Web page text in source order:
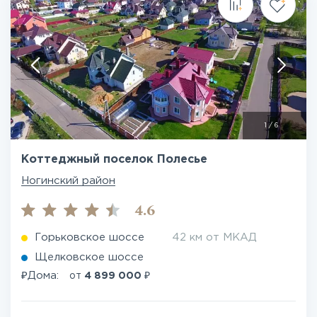
/ 6
Коттеджный поселок Полесье
Ногинский район
4.6
Горьковское шоссе 42 км от МКАД
Щелковское шоссе
₽Дома: от 4 899 000 ₽